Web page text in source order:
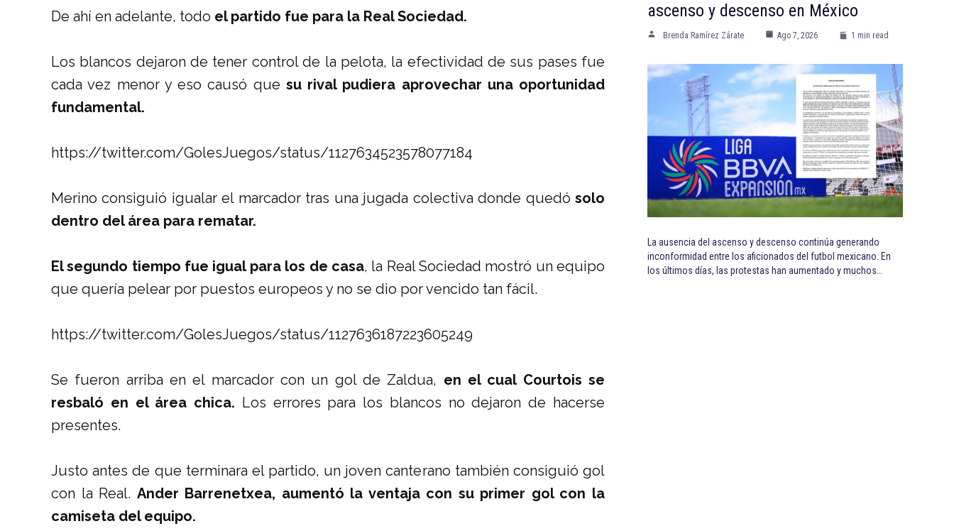
De ahí en adelante, todo el partido fue para la Real Sociedad.
Los blancos dejaron de tener control de la pelota, la efectividad de sus pases fue
cada vez menor y eso causó que su rival pudiera aprovechar una oportunidad
fundamental.
https://twitter.com/GolesJuegos/status/1127634523578077184
Merino consiguió igualar el marcador tras una jugada colectiva donde quedó solo
dentro del área para rematar.
El segundo tiempo fue igual para los de casa, la Real Sociedad mostró un equipo
que quería pelear por puestos europeos y no se dio por vencido tan fácil.
https://twitter.com/GolesJuegos/status/1127636187223605249
Se fueron arriba en el marcador con un gol de Zaldua, en el cual Courtois se
resbaló en el área chica. Los errores para los blancos no dejaron de hacerse
presentes.
Justo antes de que terminara el partido, un joven canterano también consiguió gol
con la Real. Ander Barrenetxea, aumentó la ventaja con su primer gol con la
camiseta del equipo.
ascenso y descenso en México
Brenda Ramírez Zárate Ago 7, 2026 1 min read
La ausencia del ascenso y descenso continúa generando
inconformidad entre los aficionados del futbol mexicano. En
los últimos días, las protestas han aumentado y muchos…